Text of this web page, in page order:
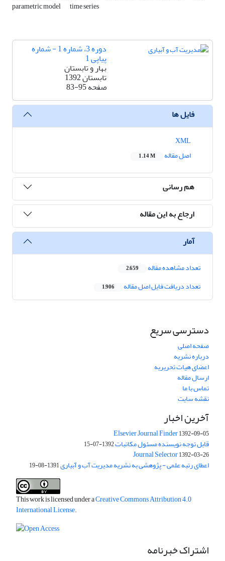
parametric model time series
دوره 3، شماره 1 - شماره
پیاپی 1
بهار و تابستان
تابستان 1392
صفحه83-95
فایل ها
اصل مقاله
1.14 M
هم رسانی
ارجاع به این مقاله
آمار
تعداد مشاهده مقاله 2,659
تعداد دریافت فایل اصل مقاله 1,906
دسترسی سریع
صفحه اصلی
درباره نشریه
اعضای هیات تحریریه
ارسال مقاله
تماس با ما
نقشه سایت
آخرین اخبار
Elsevier Journal Finder1392-09-05
قابل توجه نویسنده مسئول مکاتبات1392-07-15
Journal Selector1392-03-26
اعطای رتبه علمی - پژوهشی به نشریه مدیریت آب و آبیاری1391-08-19
This work is licensed under aCreative Commons Attribution 4.0
International License.
اشتراک خبرنامه